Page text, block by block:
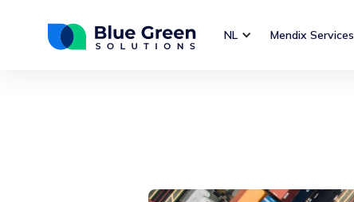
NL Mendix Services